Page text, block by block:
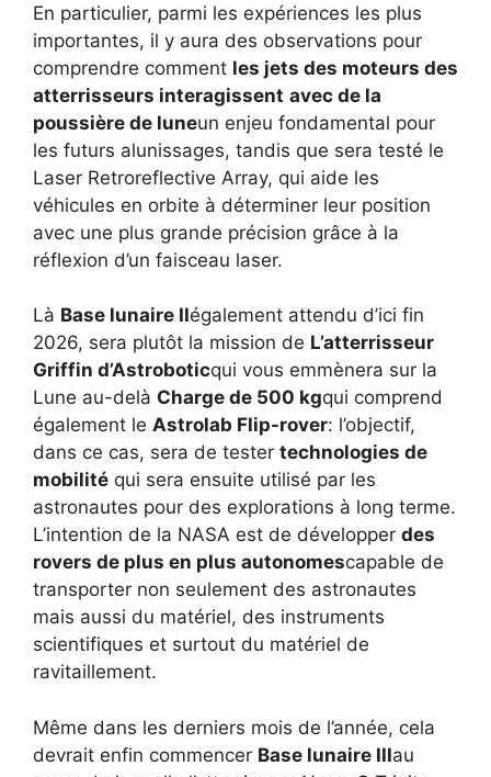
En particulier, parmi les expériences les plus
importantes, il y aura des observations pour
comprendre comment les jets des moteurs des
atterrisseurs interagissent avec de la
poussière de luneun enjeu fondamental pour
les futurs alunissages, tandis que sera testé le
Laser Retroreflective Array, qui aide les
véhicules en orbite à déterminer leur position
avec une plus grande précision grâce à la
réflexion d’un faisceau laser.
Là Base lunaire IIégalement attendu d’ici fin
2026, sera plutôt la mission de L’atterrisseur
Griffin d’Astroboticqui vous emmènera sur la
Lune au-delà Charge de 500 kgqui comprend
également le Astrolab Flip-rover: l’objectif,
dans ce cas, sera de tester technologies de
mobilité qui sera ensuite utilisé par les
astronautes pour des explorations à long terme.
L’intention de la NASA est de développer des
rovers de plus en plus autonomescapable de
transporter non seulement des astronautes
mais aussi du matériel, des instruments
scientifiques et surtout du matériel de
ravitaillement.
Même dans les derniers mois de l’année, cela
devrait enfin commencer Base lunaire IIIau